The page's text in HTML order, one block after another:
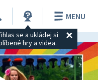
se a ukládej si
hry a videa.
MENU